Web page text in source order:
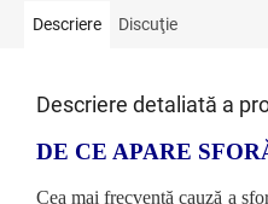
Descriere Discuţie
Descriere detaliată a
DE CE APARE
Cea mai frecventă cauză a